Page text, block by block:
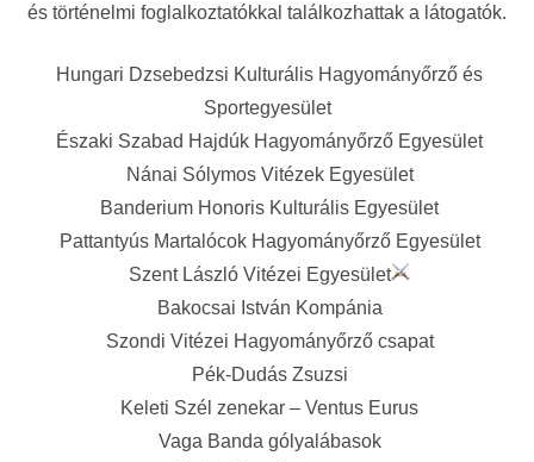
és történelmi foglalkoztatókkal találkozhattak a látogatók.
Hungari Dzsebedzsi Kulturális Hagyományőrző és
Sportegyesület
Északi Szabad Hajdúk Hagyományőrző Egyesület
Nánai Sólymos Vitézek Egyesület
Banderium Honoris Kulturális Egyesület
Pattantyús Martalócok Hagyományőrző Egyesület
Szent László Vitézei Egyesület
Bakocsai István Kompánia
Szondi Vitézei Hagyományőrző csapat
Pék-Dudás Zsuzsi
Keleti Szél zenekar – Ventus Eurus
Vaga Banda gólyalábasok